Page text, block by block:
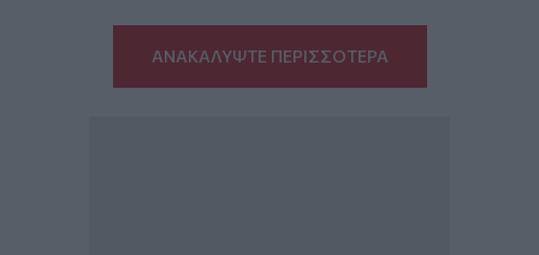
ΑΝΑΚΑΛΥΨΤΕ ΠΕΡΙΣΣΟΤΕΡΑ